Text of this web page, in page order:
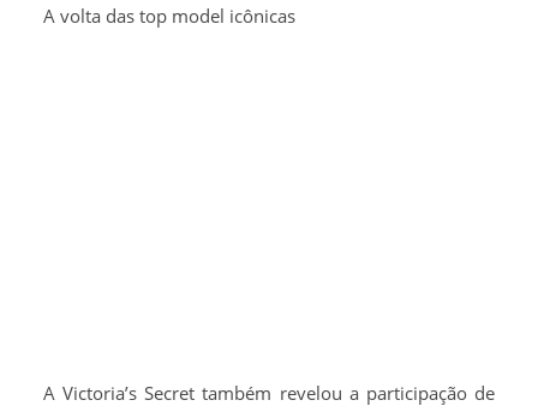
A volta das top model icônicas
A Victoria’s Secret também revelou a participação de